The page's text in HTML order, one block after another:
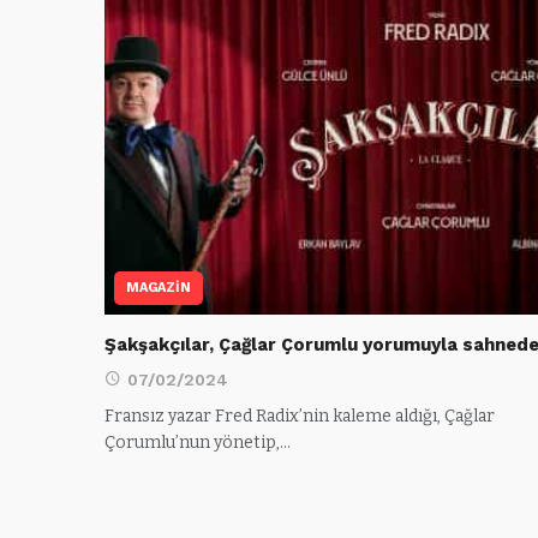
MAGAZİN
Şakşakçılar, Çağlar Çorumlu yorumuyla sahnede
07/02/2024
Fransız yazar Fred Radix’nin kaleme aldığı, Çağlar
Çorumlu’nun yönetip,…